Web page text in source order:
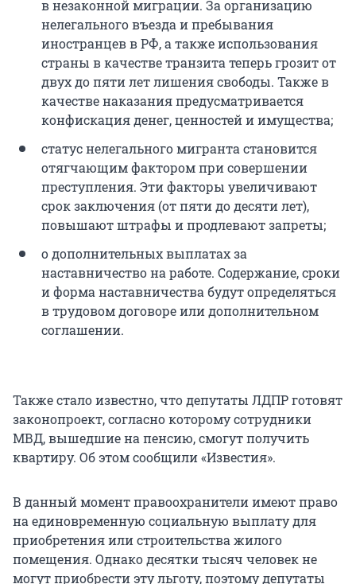
в незаконной миграции. За организацию
нелегального въезда и пребывания
иностранцев в РФ, а также использования
страны в качестве транзита теперь грозит от
двух до пяти лет лишения свободы. Также в
качестве наказания предусматривается
конфискация денег, ценностей и имущества;
статус нелегального мигранта становится
отягчающим фактором при совершении
преступления. Эти факторы увеличивают
срок заключения (от пяти до десяти лет),
повышают штрафы и продлевают запреты;
о дополнительных выплатах за
наставничество на работе. Содержание, сроки
и форма наставничества будут определяться
в трудовом договоре или дополнительном
соглашении.
Также стало известно, что депутаты ЛДПР готовят
законопроект, согласно которому сотрудники
МВД, вышедшие на пенсию, смогут получить
квартиру. Об этом сообщили «Известия».
В данный момент правоохранители имеют право
на единовременную социальную выплату для
приобретения или строительства жилого
помещения. Однако десятки тысяч человек не
могут приобрести эту льготу, поэтому депутаты